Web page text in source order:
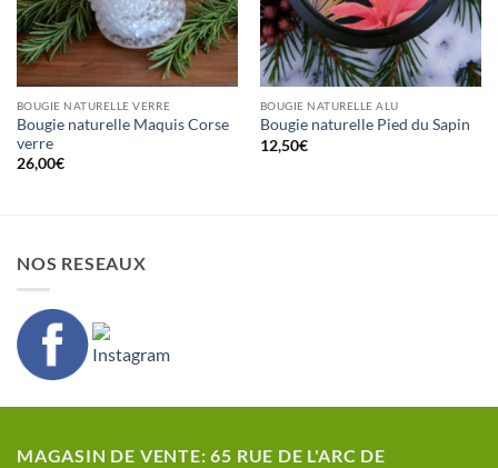
BOUGIE NATURELLE VERRE
Bougie naturelle Maquis Corse
verre
26,00€
BOUGIE NATURELLE ALU
Bougie naturelle Pied du Sapin
12,50€
NOS RESEAUX
MAGASIN DE VENTE: 65 RUE DE L'ARC DE